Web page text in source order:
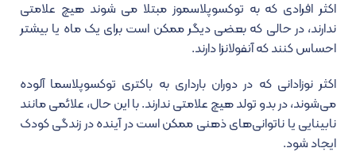
اکثر افرادی که به توکسوپلاسموز مبتلا می شوند هیچ علامتی
ندارند، در حالی که بعضی دیگر ممکن است برای یک ماه یا بیشتر
احساس کنند که آنفولانزا دارند.
اکثر نوزادانی که در دوران بارداری به باکتری توکسوپلاسما آلوده
می‌شوند، در بدو تولد هیچ علامتی ندارند. با این حال، علائمی مانند
نابینایی یا ناتوانی‌های ذهنی ممکن است در آینده در زندگی کودک
ایجاد شود.